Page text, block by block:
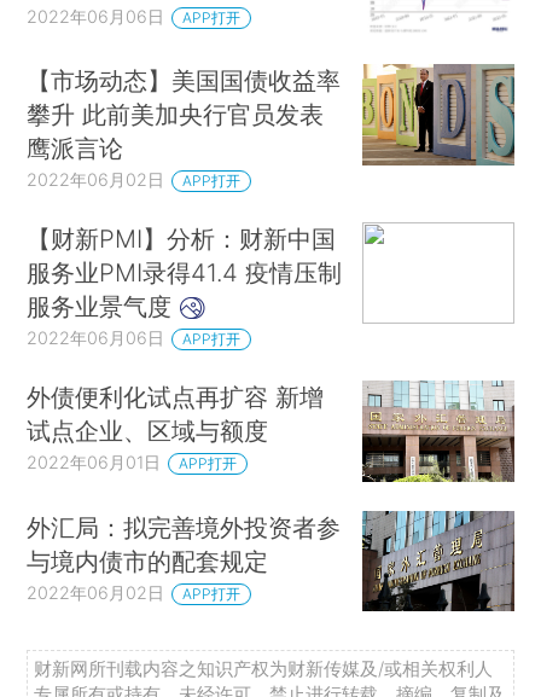
2022年06月06日 APP打开
【市场动态】美国国债收益率
攀升 此前美加央行官员发表
鹰派言论
2022年06月02日 APP打开
【财新PMI】分析：财新中国
服务业PMI录得41.4 疫情压制
服务业景气度
2022年06月06日 APP打开
外债便利化试点再扩容 新增
试点企业、区域与额度
2022年06月01日 APP打开
外汇局：拟完善境外投资者参
与境内债市的配套规定
2022年06月02日 APP打开
财新网所刊载内容之知识产权为财新传媒及/或相关权利人